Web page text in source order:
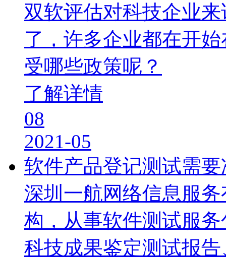
双软评估对科技企业
了，许多企业都在开
受哪些政策呢？
了解详情
08
2021-05
软件产品登记测试需
深圳一航网络信息服
构，从事软件测试服
科技成果鉴定测试报